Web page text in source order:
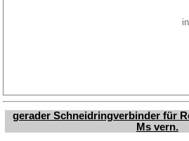
gerader Schneidringverbinder für
Ms vern.